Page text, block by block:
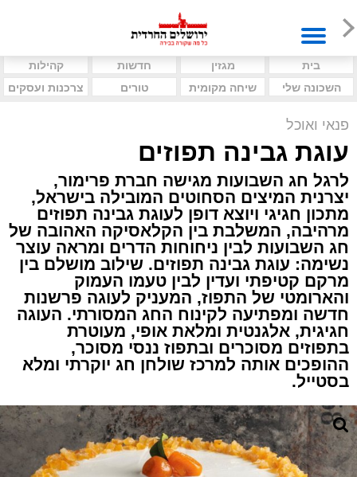
בית מגזין חדשות
קהילות
השכונה שלי
שיחה מקומית טורים צרכנות ועסקים
פנאי ואוכל
עוגת גבינה תפוזים
לרגל חג השבועות מגישה חברת פרימור,
יצרנית המיצים הסחוטים המובילה בישראל,
מתכון חגיגי ויוצא דופן לעוגת גבינה תפוזים
מרהיבה, המשלבת בין הקלאסיקה האהובה של
חג השבועות לבין ניחוחות הדרים ומראה עוצר
נשימה: עוגת גבינה תפוזים. שילוב מושלם בין
מרקם קטיפתי ועדין לבין טעמו העמוק
והארומטי של התפוז, המעניק לעוגה פרשנות
חדשה ומפתיעה לקינוח החג המסורתי. העוגה
חגיגית, אלגנטית ומלאת אופי, מעוטרת
בתפוזים מסוכרים ובתפוז ננסי מסוכר,
ההופכים אותה למרכז שולחן חג יוקרתי ומלא
בסטייל.